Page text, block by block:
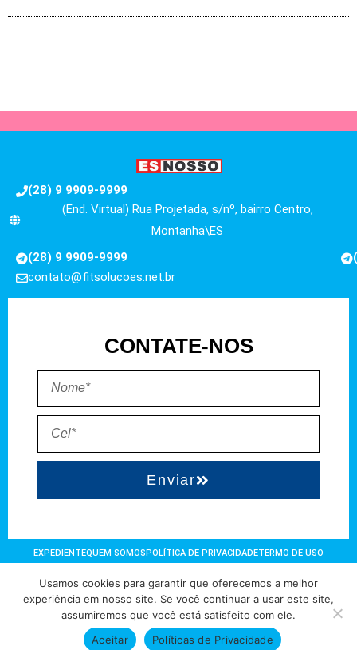
(28) 9 9909-9999
(End. Virtual) Rua Projetada, s/nº, bairro Centro,
Montanha\ES
(28) 9 9909-9999
contato@fitsolucoes.net.br
CONTATE-NOS
Enviar
EXPEDIENTEQUEM SOMOSPOLÍTICA DE PRIVACIDADETERMO DE USO
Direitos reservados à FIT Soluções = Atualizado pelo Consórcio de
Agências: Kriativuz – Philadelphia – AGS2 = Hospedado em
Usamos cookies para garantir que oferecemos a melhor
experiência em nosso site. Se você continuar a usar este site,
assumiremos que você está satisfeito com ele.
Aceitar
Políticas de Privacidade